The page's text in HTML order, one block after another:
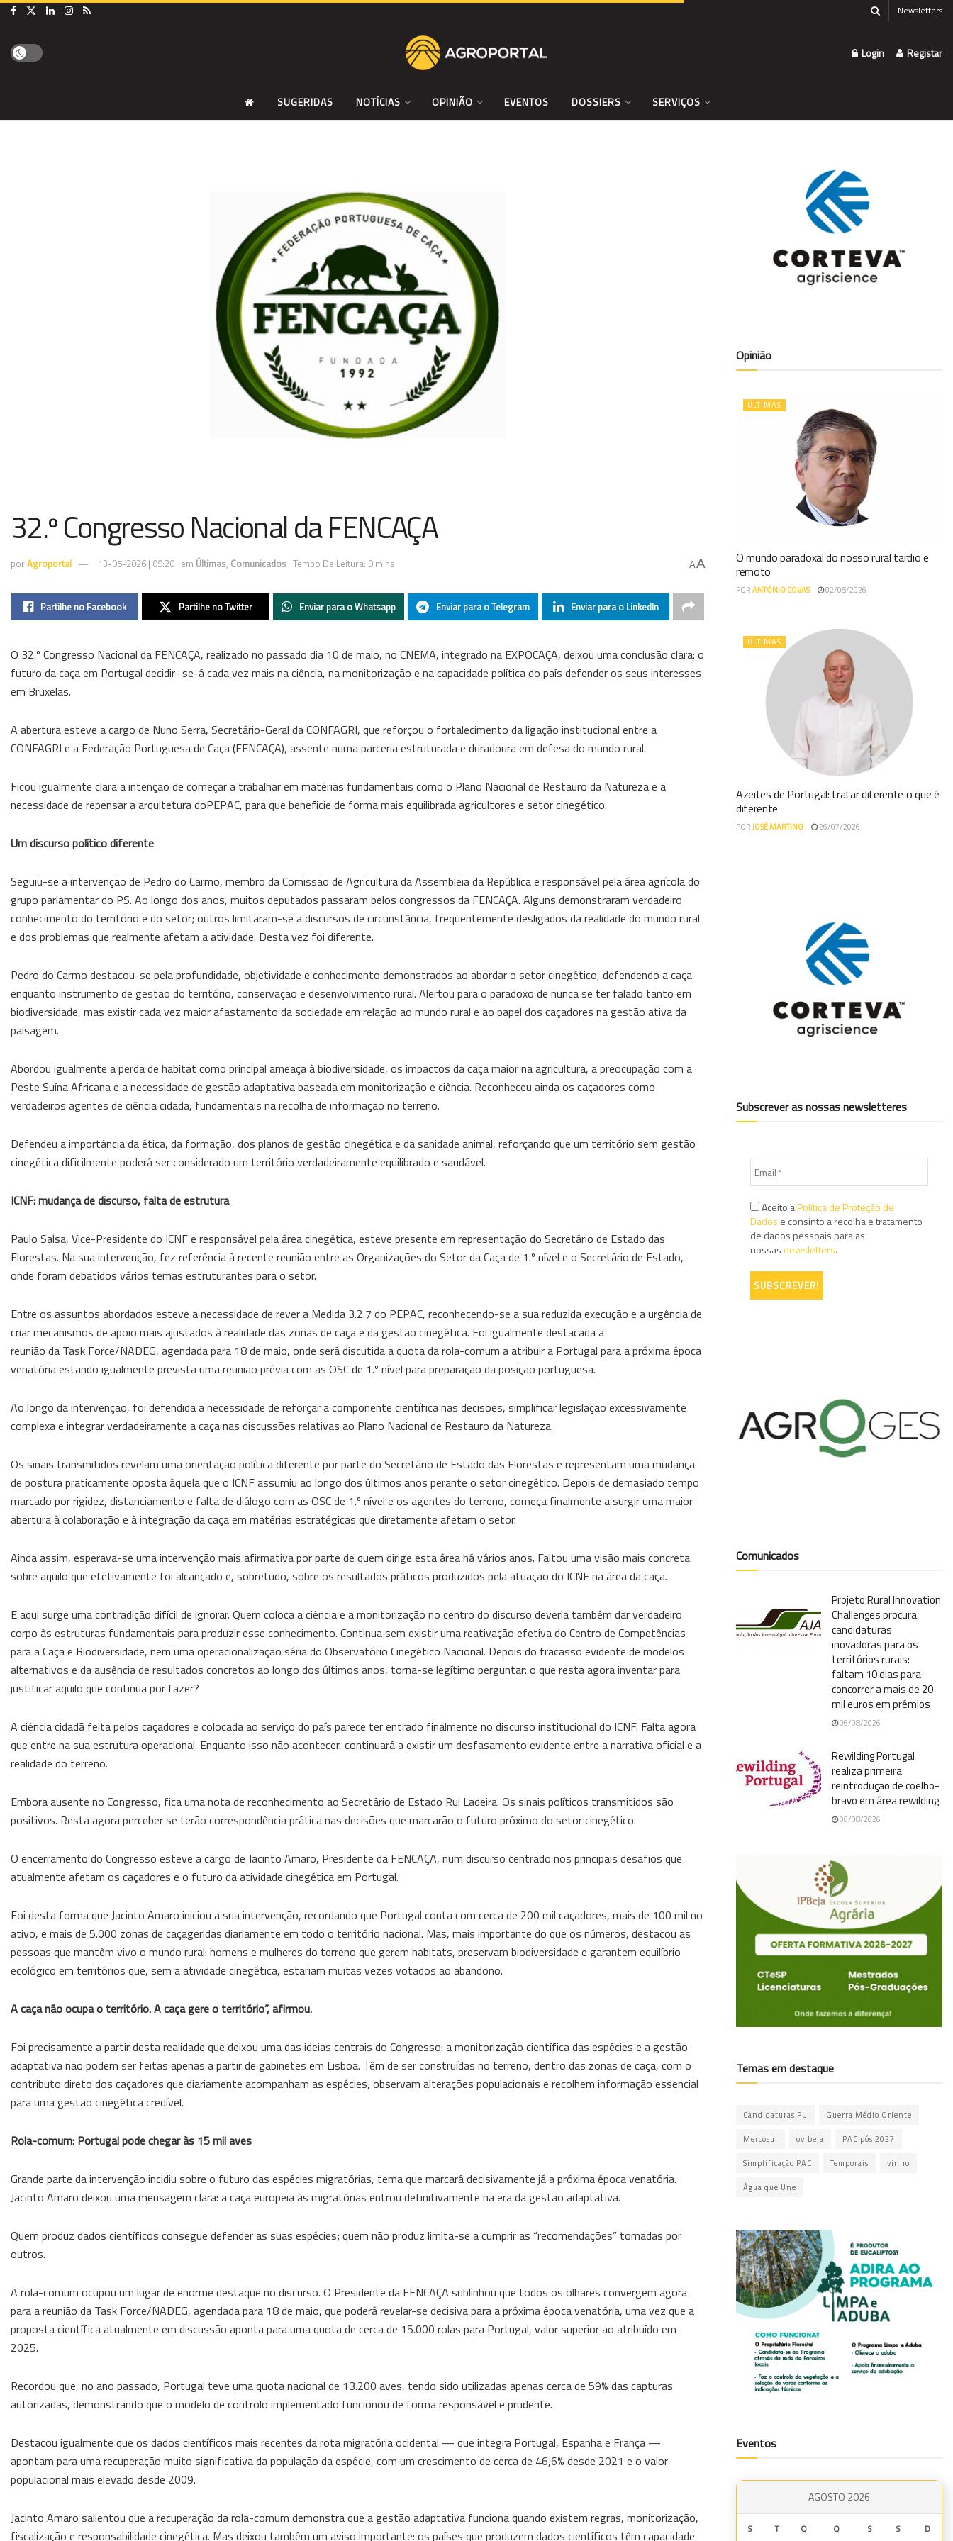
Newsletters
Login Registar
SUGERIDAS NOTÍCIAS OPINIÃO EVENTOS DOSSIERS SERVIÇOS
32.º Congresso Nacional da FENCAÇA
porAgroportal 13-05-2026 | 09:20 em Últimas, Comunicados Tempo De Leitura: 9 mins AA
Partilhe no Facebook Partilhe no Twitter Enviar para o Whatsapp Enviar para o Telegram Enviar para o LinkedIn
O 32.º Congresso Nacional da FENCAÇA, realizado no passado dia 10 de maio, no CNEMA, integrado na EXPOCAÇA, deixou uma conclusão clara: o
futuro da caça em Portugal decidir- se-á cada vez mais na ciência, na monitorização e na capacidade política do país defender os seus interesses
em Bruxelas.
A abertura esteve a cargo de Nuno Serra, Secretário-Geral da CONFAGRI, que reforçou o fortalecimento da ligação institucional entre a
CONFAGRI e a Federação Portuguesa de Caça (FENCAÇA), assente numa parceria estruturada e duradoura em defesa do mundo rural.
Ficou igualmente clara a intenção de começar a trabalhar em matérias fundamentais como o Plano Nacional de Restauro da Natureza e a
necessidade de repensar a arquitetura doPEPAC, para que beneficie de forma mais equilibrada agricultores e setor cinegético.
Um discurso político diferente
Seguiu-se a intervenção de Pedro do Carmo, membro da Comissão de Agricultura da Assembleia da República e responsável pela área agrícola do
grupo parlamentar do PS. Ao longo dos anos, muitos deputados passaram pelos congressos da FENCAÇA. Alguns demonstraram verdadeiro
conhecimento do território e do setor; outros limitaram-se a discursos de circunstância, frequentemente desligados da realidade do mundo rural
e dos problemas que realmente afetam a atividade. Desta vez foi diferente.
Pedro do Carmo destacou-se pela profundidade, objetividade e conhecimento demonstrados ao abordar o setor cinegético, defendendo a caça
enquanto instrumento de gestão do território, conservação e desenvolvimento rural. Alertou para o paradoxo de nunca se ter falado tanto em
biodiversidade, mas existir cada vez maior afastamento da sociedade em relação ao mundo rural e ao papel dos caçadores na gestão ativa da
paisagem.
Abordou igualmente a perda de habitat como principal ameaça à biodiversidade, os impactos da caça maior na agricultura, a preocupação com a
Peste Suína Africana e a necessidade de gestão adaptativa baseada em monitorização e ciência. Reconheceu ainda os caçadores como
verdadeiros agentes de ciência cidadã, fundamentais na recolha de informação no terreno.
Defendeu a importância da ética, da formação, dos planos de gestão cinegética e da sanidade animal, reforçando que um território sem gestão
cinegética dificilmente poderá ser considerado um território verdadeiramente equilibrado e saudável.
ICNF: mudança de discurso, falta de estrutura
Paulo Salsa, Vice-Presidente do ICNF e responsável pela área cinegética, esteve presente em representação do Secretário de Estado das
Florestas. Na sua intervenção, fez referência à recente reunião entre as Organizações do Setor da Caça de 1.º nível e o Secretário de Estado,
onde foram debatidos vários temas estruturantes para o setor.
Entre os assuntos abordados esteve a necessidade de rever a Medida 3.2.7 do PEPAC, reconhecendo-se a sua reduzida execução e a urgência de
criar mecanismos de apoio mais ajustados à realidade das zonas de caça e da gestão cinegética. Foi igualmente destacada a
reunião da Task Force/NADEG, agendada para 18 de maio, onde será discutida a quota da rola-comum a atribuir a Portugal para a próxima época
venatória estando igualmente prevista uma reunião prévia com as OSC de 1.º nível para preparação da posição portuguesa.
Ao longo da intervenção, foi defendida a necessidade de reforçar a componente científica nas decisões, simplificar legislação excessivamente
complexa e integrar verdadeiramente a caça nas discussões relativas ao Plano Nacional de Restauro da Natureza.
Os sinais transmitidos revelam uma orientação política diferente por parte do Secretário de Estado das Florestas e representam uma mudança
de postura praticamente oposta àquela que o ICNF assumiu ao longo dos últimos anos perante o setor cinegético. Depois de demasiado tempo
marcado por rigidez, distanciamento e falta de diálogo com as OSC de 1.º nível e os agentes do terreno, começa finalmente a surgir uma maior
abertura à colaboração e à integração da caça em matérias estratégicas que diretamente afetam o setor.
Ainda assim, esperava-se uma intervenção mais afirmativa por parte de quem dirige esta área há vários anos. Faltou uma visão mais concreta
sobre aquilo que efetivamente foi alcançado e, sobretudo, sobre os resultados práticos produzidos pela atuação do ICNF na área da caça.
E aqui surge uma contradição difícil de ignorar. Quem coloca a ciência e a monitorização no centro do discurso deveria também dar verdadeiro
corpo às estruturas fundamentais para produzir esse conhecimento. Continua sem existir uma reativação efetiva do Centro de Competências
para a Caça e Biodiversidade, nem uma operacionalização séria do Observatório Cinegético Nacional. Depois do fracasso evidente de modelos
alternativos e da ausência de resultados concretos ao longo dos últimos anos, torna-se legítimo perguntar: o que resta agora inventar para
justificar aquilo que continua por fazer?
A ciência cidadã feita pelos caçadores e colocada ao serviço do país parece ter entrado finalmente no discurso institucional do ICNF. Falta agora
que entre na sua estrutura operacional. Enquanto isso não acontecer, continuará a existir um desfasamento evidente entre a narrativa oficial e a
realidade do terreno.
Embora ausente no Congresso, fica uma nota de reconhecimento ao Secretário de Estado Rui Ladeira. Os sinais políticos transmitidos são
positivos. Resta agora perceber se terão correspondência prática nas decisões que marcarão o futuro próximo do setor cinegético.
O encerramento do Congresso esteve a cargo de Jacinto Amaro, Presidente da FENCAÇA, num discurso centrado nos principais desafios que
atualmente afetam os caçadores e o futuro da atividade cinegética em Portugal.
Foi desta forma que Jacinto Amaro iniciou a sua intervenção, recordando que Portugal conta com cerca de 200 mil caçadores, mais de 100 mil no
ativo, e mais de 5.000 zonas de caçageridas diariamente em todo o território nacional. Mas, mais importante do que os números, destacou as
pessoas que mantêm vivo o mundo rural: homens e mulheres do terreno que gerem habitats, preservam biodiversidade e garantem equilíbrio
ecológico em territórios que, sem a atividade cinegética, estariam muitas vezes votados ao abandono.
A caça não ocupa o território. A caça gere o território”, afirmou.
Foi precisamente a partir desta realidade que deixou uma das ideias centrais do Congresso: a monitorização científica das espécies e a gestão
adaptativa não podem ser feitas apenas a partir de gabinetes em Lisboa. Têm de ser construídas no terreno, dentro das zonas de caça, com o
contributo direto dos caçadores que diariamente acompanham as espécies, observam alterações populacionais e recolhem informação essencial
para uma gestão cinegética credível.
Rola-comum: Portugal pode chegar às 15 mil aves
Grande parte da intervenção incidiu sobre o futuro das espécies migratórias, tema que marcará decisivamente já a próxima época venatória.
Jacinto Amaro deixou uma mensagem clara: a caça europeia às migratórias entrou definitivamente na era da gestão adaptativa.
Quem produz dados científicos consegue defender as suas espécies; quem não produz limita-se a cumprir as “recomendações” tomadas por
outros.
A rola-comum ocupou um lugar de enorme destaque no discurso. O Presidente da FENCAÇA sublinhou que todos os olhares convergem agora
para a reunião da Task Force/NADEG, agendada para 18 de maio, que poderá revelar-se decisiva para a próxima época venatória, uma vez que a
proposta científica atualmente em discussão aponta para uma quota de cerca de 15.000 rolas para Portugal, valor superior ao atribuído em
2025.
Recordou que, no ano passado, Portugal teve uma quota nacional de 13.200 aves, tendo sido utilizadas apenas cerca de 59% das capturas
autorizadas, demonstrando que o modelo de controlo implementado funcionou de forma responsável e prudente.
Destacou igualmente que os dados científicos mais recentes da rota migratória ocidental — que integra Portugal, Espanha e França —
apontam para uma recuperação muito significativa da população da espécie, com um crescimento de cerca de 46,6% desde 2021 e o valor
populacional mais elevado desde 2009.
Jacinto Amaro salientou que a recuperação da rola-comum demonstra que a gestão adaptativa funciona quando existem regras, monitorização,
fiscalização e responsabilidade cinegética. Mas deixou também um aviso importante: os países que produzem dados científicos têm capacidade
Opinião
ÚLTIMAS
O mundo paradoxal do nosso rural tardio e
remoto
PORANTÓNIO COVAS 02/08/2026
ÚLTIMAS
Azeites de Portugal: tratar diferente o que é
diferente
PORJOSÉ MARTINO 26/07/2026
Subscrever as nossas newsletteres
Aceito aPolítica de Proteção de
Dados e consinto a recolha e tratamento
de dados pessoais para as
nossasnewsletters.
Comunicados
Projeto Rural Innovation
Challenges procura
candidaturas
inovadoras para os
territórios rurais:
faltam 10 dias para
concorrer a mais de 20
mil euros em prémios
06/08/2026
Rewilding Portugal
realiza primeira
reintrodução de coelho-
bravo em área rewilding
06/08/2026
Temas em destaque
Candidaturas PU Guerra Médio Oriente
Mercosul ovibeja PAC pós 2027
Simplificação PAC Temporais vinho
Água que Une
Eventos
AGOSTO 2026
S T Q Q S S D